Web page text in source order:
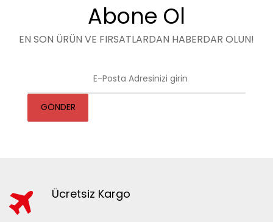
Abone Ol
EN SON ÜRÜN VE FIRSATLARDAN HABERDAR OLUN!
GÖNDER
Ücretsiz Kargo